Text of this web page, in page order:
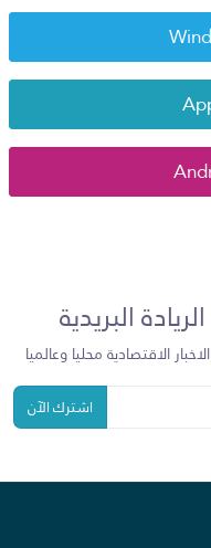
البريدية
الاقتصادية محليا وعالميا
اشترك الآن